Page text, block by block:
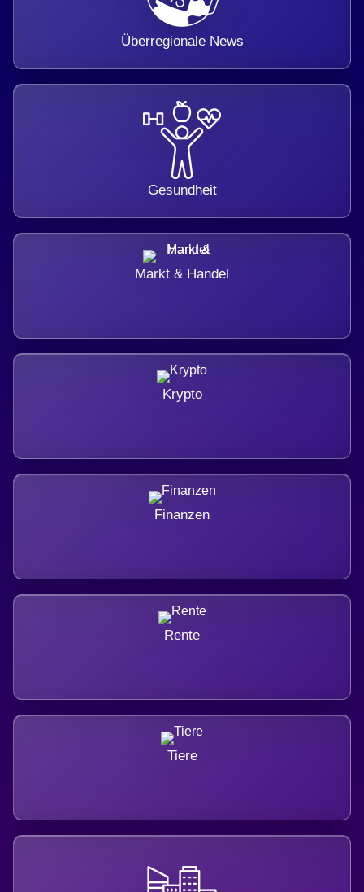
Überregionale News
Gesundheit
Markt & Handel
Krypto
Finanzen
Rente
Tiere